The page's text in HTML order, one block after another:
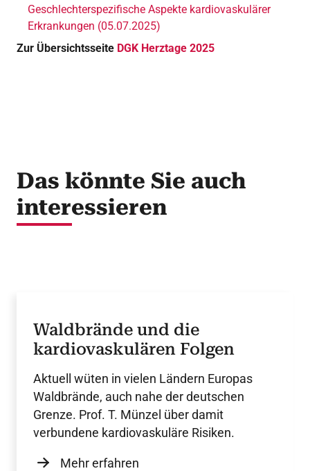
Geschlechterspezifische Aspekte kardiovaskulärer
Erkrankungen (05.07.2025)
Zur Übersichtsseite DGK Herztage 2025
Das könnte Sie auch
interessieren
Waldbrände und die
kardiovaskulären Folgen
Aktuell wüten in vielen Ländern Europas
Waldbrände, auch nahe der deutschen
Grenze. Prof. T. Münzel über damit
verbundene kardiovaskuläre Risiken.
Mehr erfahren